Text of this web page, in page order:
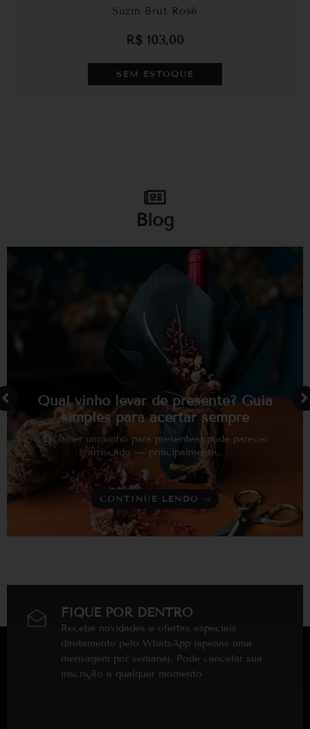
Suzin Brut Rosé
R$ 103,00
SEM ESTOQUE
Blog
Qual vinho levar de presente? Guia
simples para acertar sempre
Escolher um vinho para presentear pode parecer
arriscado — principalmente…
CONTINUE LENDO
FIQUE POR DENTRO
Receba novidades e ofertas especiais
diretamente pelo WhatsApp (apenas uma
mensagem por semana). Pode cancelar sua
inscrição a qualquer momento